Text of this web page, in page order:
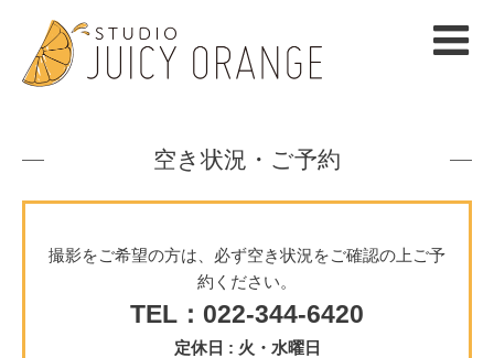
空き状況・ご予約
撮影をご希望の方は、必ず空き状況をご確認の上ご予
約ください。
TEL：022-344-6420
定休日 : 火・水曜日